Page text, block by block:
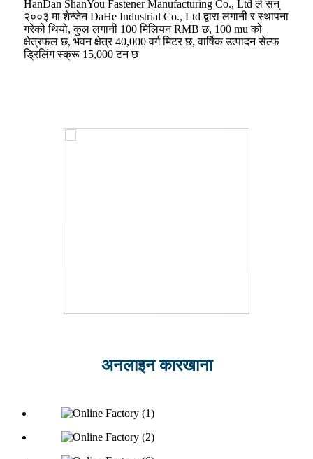
HanDan ShanYou Fastener Manufacturing Co., Ltd ले सन्
२००३ मा शेन्जेन DaHe Industrial Co., Ltd द्वारा लगानी र स्थापना
गरेको थियो, कुल लगानी 100 मिलियन RMB छ, 100 mu को
क्षेत्रफल छ, भवन क्षेत्र 40,000 वर्ग मिटर छ, वार्षिक उत्पादन सेल्फ
ड्रिलिंग स्क्रू 15,000 टन छ
अनलाइन कारखाना